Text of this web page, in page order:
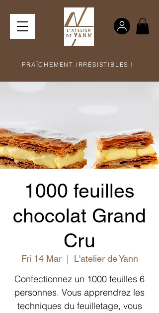
FRAÎCHEMENT IRRÉSISTIBLES !
1000 feuilles
chocolat Grand
Cru
Fri 14 Mar
  |
L'atelier de Yann
Confectionnez un 1000 feuilles 6
personnes. Vous apprendrez les
techniques du feuilletage, vous